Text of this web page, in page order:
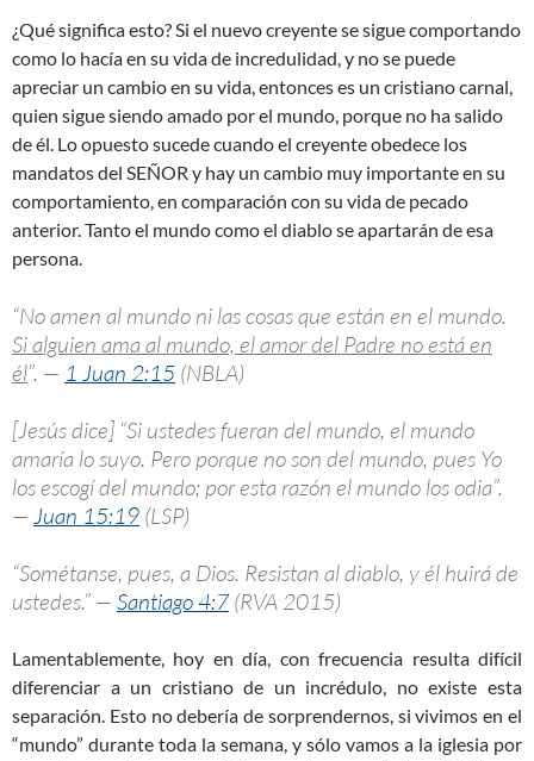
¿Qué significa esto? Si el nuevo creyente se sigue comportando
como lo hacía en su vida de incredulidad, y no se puede
apreciar un cambio en su vida, entonces es un cristiano carnal,
quien sigue siendo amado por el mundo, porque no ha salido
de él. Lo opuesto sucede cuando el creyente obedece los
mandatos del SEÑOR y hay un cambio muy importante en su
comportamiento, en comparación con su vida de pecado
anterior. Tanto el mundo como el diablo se apartarán de esa
persona.
“No amen al mundo ni las cosas que están en el mundo.
Si alguien ama al mundo, el amor del Padre no está en
él”. — 1 Juan 2:15 (NBLA)
[Jesús dice] “Si ustedes fueran del mundo, el mundo
amaría lo suyo. Pero porque no son del mundo, pues Yo
los escogí del mundo; por esta razón el mundo los odia”.
— Juan 15:19 (LSP)
“Sométanse, pues, a Dios. Resistan al diablo, y él huirá de
ustedes.” — Santiago 4:7(RVA 2015)
Lamentablemente, hoy en día, con frecuencia resulta difícil
diferenciar a un cristiano de un incrédulo, no existe esta
separación. Esto no debería de sorprendernos, si vivimos en el
“mundo” durante toda la semana, y sólo vamos a la iglesia por